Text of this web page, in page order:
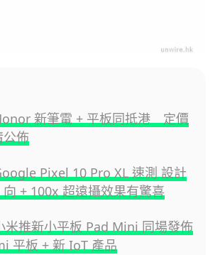
新筆電 + 平板同抵港 定價
公佈
Pixel 10 Pro XL 速測 設計
+ 100x 超遠攝效果有驚喜
米推新小平板 Pad Mini 同場發佈
平板 + 新 IoT 產品